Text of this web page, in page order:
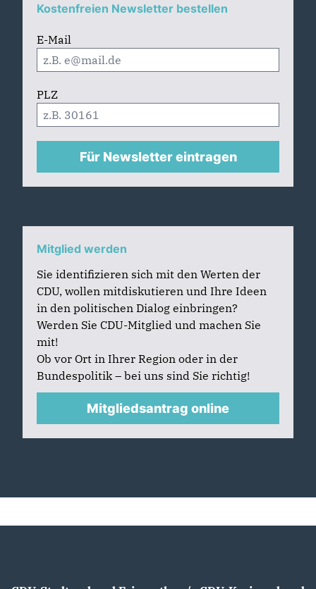
Kostenfreien Newsletter bestellen
E-Mail
PLZ
Für Newsletter eintragen
Mitglied werden
Sie identifizieren sich mit den Werten der
CDU, wollen mitdiskutieren und Ihre Ideen
in den politischen Dialog einbringen?
Werden Sie CDU-Mitglied und machen Sie
mit!
Ob vor Ort in Ihrer Region oder in der
Bundespolitik – bei uns sind Sie richtig!
Mitgliedsantrag online